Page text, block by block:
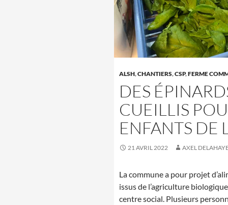
ALSH,CHANTIERS,CSP,FERME
DES
CUEILLIS
ENFANTS DE
21 AVRIL 2022 AXEL
La commune a pour projet
issus de l’agriculture
centre social. Plusieurs